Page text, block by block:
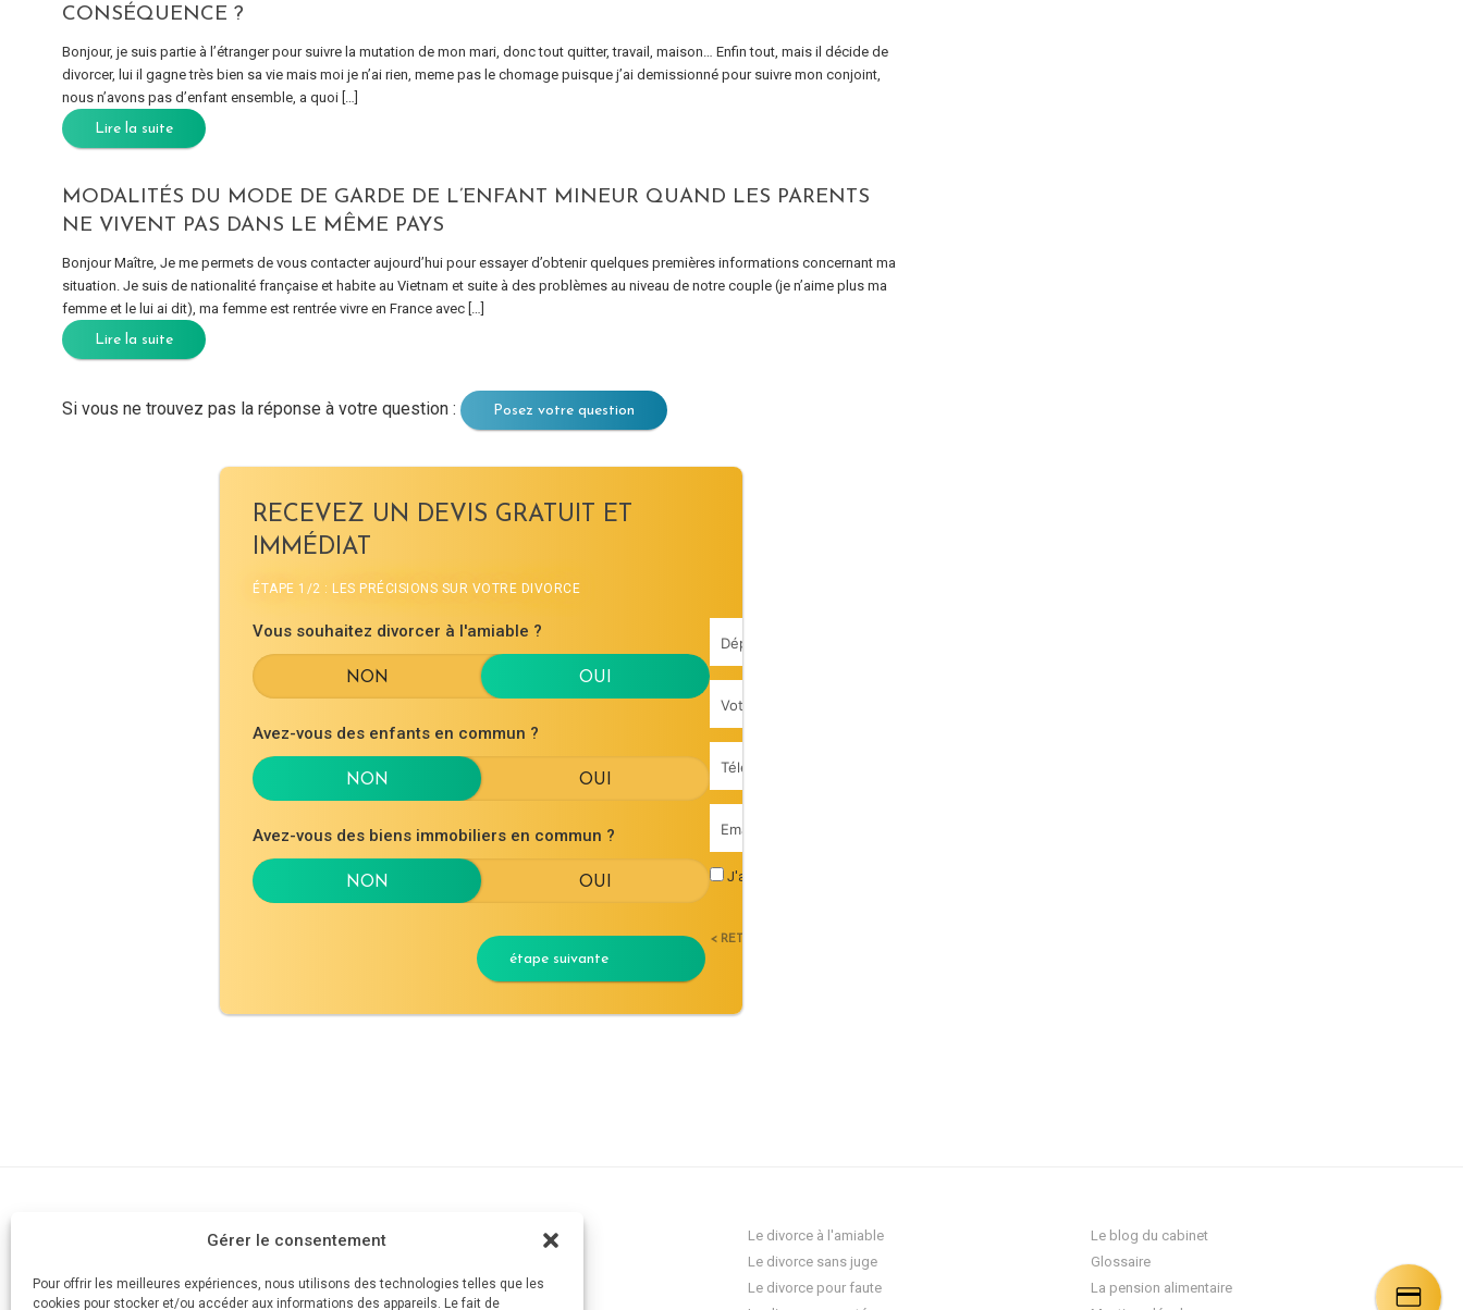
Gérer le consentement
Pour offrir les meilleures expériences, nous utilisons des technologies telles que les
cookies pour stocker et/ou accéder aux informations des appareils. Le fait de
CONSÉQUENCE ?
Bonjour, je suis partie à l’étranger pour suivre la mutation de mon mari, donc tout quitter, travail, maison… Enfin tout, mais il décide de
divorcer, lui il gagne très bien sa vie mais moi je n’ai rien, meme pas le chomage puisque j’ai demissionné pour suivre mon conjoint,
nous n’avons pas d’enfant ensemble, a quoi […]
Lire la suite
MODALITÉS DU MODE DE GARDE DE L’ENFANT MINEUR QUAND LES PARENTS
NE VIVENT PAS DANS LE MÊME PAYS
Bonjour Maître, Je me permets de vous contacter aujourd’hui pour essayer d’obtenir quelques premières informations concernant ma
situation. Je suis de nationalité française et habite au Vietnam et suite à des problèmes au niveau de notre couple (je n’aime plus ma
femme et le lui ai dit), ma femme est rentrée vivre en France avec […]
Lire la suite
Si vous ne trouvez pas la réponse à votre question : Posez votre question
RECEVEZ UN DEVIS GRATUIT ET
IMMÉDIAT
ÉTAPE 1/2 : LES PRÉCISIONS SUR VOTRE DIVORCE
Vous souhaitez divorcer à l'amiable ?
Avez-vous des enfants en commun ?
Avez-vous des biens immobiliers en commun ?
étape suivante
J'accepte les
< RETOUR
AVOCAT
Cabinet d'avocat Divorce
Mes honoraires
Le divorce à l'amiable
Le divorce sans juge
Le divorce pour faute
Le blog du cabinet
Glossaire
La pension alimentaire